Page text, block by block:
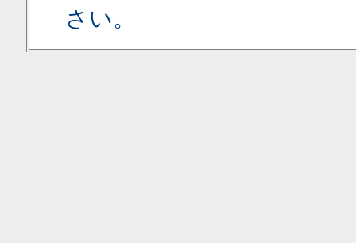
さい。